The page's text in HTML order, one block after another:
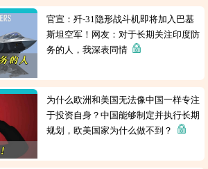
官宣：歼-31隐形战斗机即将加入巴基
斯坦空军！网友：对于长期关注印度防
务的人，我深表同情
为什么欧洲和美国无法像中国一样专注
于投资自身？中国能够制定并执行长期
规划，欧美国家为什么做不到？